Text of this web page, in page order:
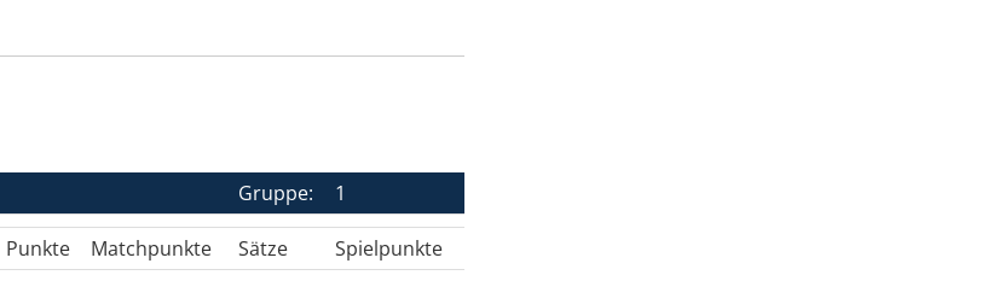
Gruppe: 1
Punkte Matchpunkte Sätze
Spielpunkte